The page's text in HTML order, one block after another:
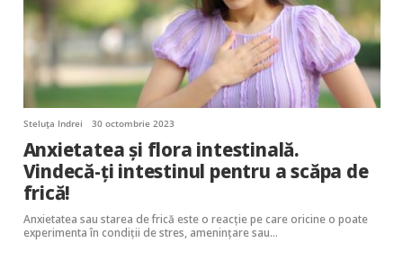
Steluța Indrei 30 octombrie 2023
Anxietatea și flora intestinală.
Vindecă-ți intestinul pentru a scăpa de
frică!
Anxietatea sau starea de frică este o reacție pe care oricine o poate
experimenta în condiții de stres, amenințare sau…